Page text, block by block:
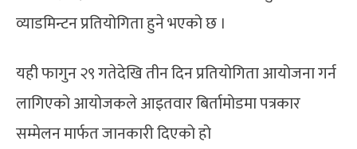
व्याडमिन्टन प्रतियोगिता हुने भएको छ ।
यही फागुन २९ गतेदेखि तीन दिन प्रतियोगिता आयोजना गर्न
लागिएको आयोजकले आइतवार बिर्तामोडमा पत्रकार
सम्मेलन मार्फत जानकारी दिएको हो